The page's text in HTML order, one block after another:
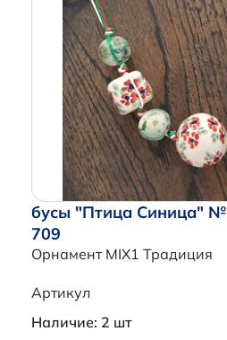
бусы "Птица Синица" №
709
Орнамент MIX1 Традиция
Артикул
Наличие: 2 шт